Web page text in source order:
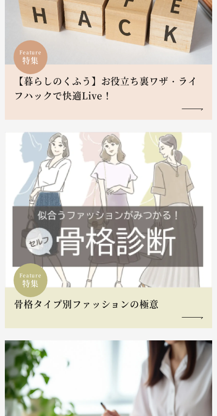
Feature
特集
【暮らしのくふう】お役立ち裏ワザ・ライ
フハックで快適Live！
Feature
特集
骨格タイプ別ファッションの極意